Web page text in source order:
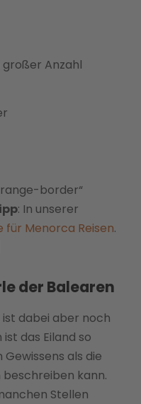
Anzahl
border“
: In unserer
für Menorca Reisen.
der Balearen
dabei aber noch
das Eiland so
als die
kann.
Stellen